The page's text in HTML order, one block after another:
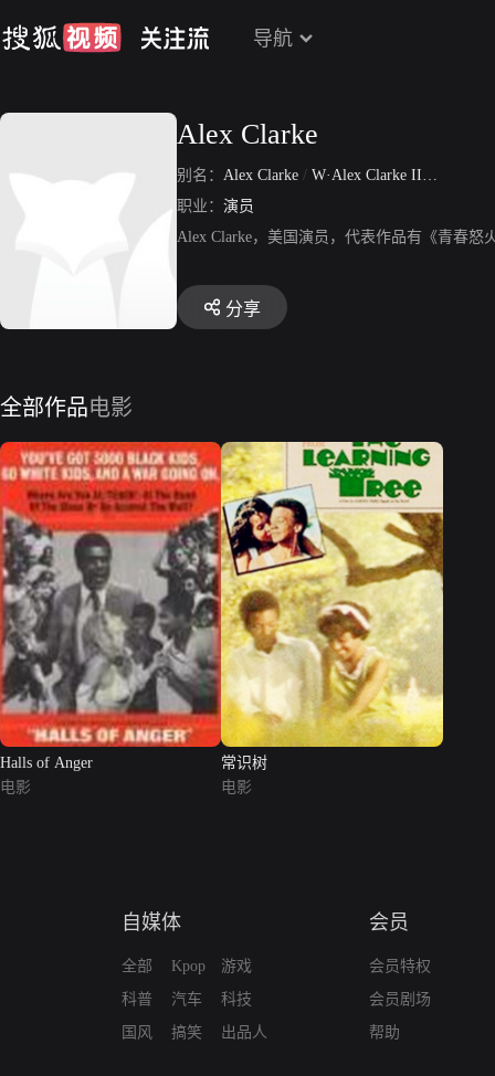
导航
Alex Clarke
别名： Alex Clarke / W·Alex Clarke II /W·Alex
职业： 演员
Alex Clarke，美国演员，代表作品有《青春怒
分享
全部作品电影
Halls of Anger
电影
常识树
电影
自媒体
全部
科普
国风
Kpop
汽车
搞笑
游戏
科技
出品人
会员
会员特权
会员剧场
帮助